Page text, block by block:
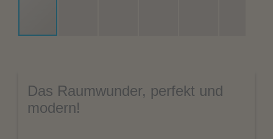
Das Raumwunder, perfekt und
modern!